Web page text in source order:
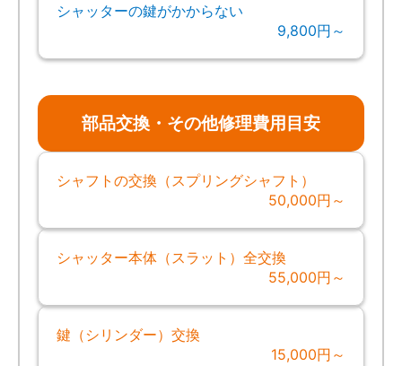
シャッターの鍵がかからない
9,800円～
部品交換・その他修理費用目安
シャフトの交換（スプリングシャフト）
50,000円～
シャッター本体（スラット）全交換
55,000円～
鍵（シリンダー）交換
15,000円～